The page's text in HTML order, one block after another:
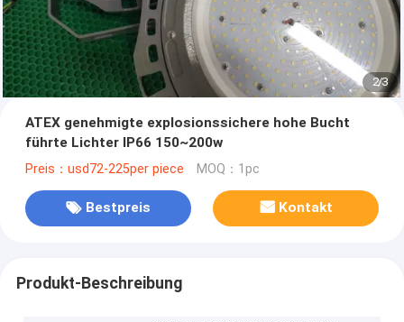
2/3
ATEX genehmigte explosionssichere hohe Bucht
führte Lichter IP66 150~200w
Preis：usd72-225per piece MOQ：1pc
Bestpreis Kontakt
Produkt-Beschreibung